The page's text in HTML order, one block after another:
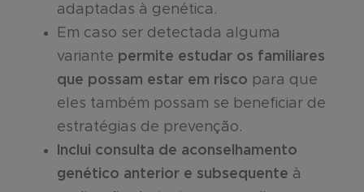
adaptadas à genética.
Em caso ser detectada alguma
variante permite estudar os familiares
que possam estar em risco para que
eles também possam se beneficiar de
estratégias de prevenção.
Inclui consulta de aconselhamento
genético anterior e subsequente à